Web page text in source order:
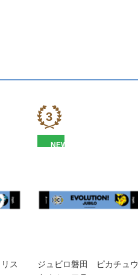
ス
NEW
ジュビロ磐田 ピカチュウ